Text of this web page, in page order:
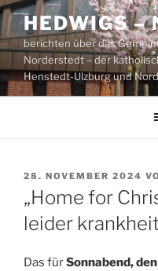
Zum
Inhalt
springen
HEDWIGS –
berichten über das
Norderstedt – der
Henstedt-Ulzburg und
VERÖFFENTLICHT
AM
28. NOVEMBER 2024
„Home for
leider
Das fürSonnabend,